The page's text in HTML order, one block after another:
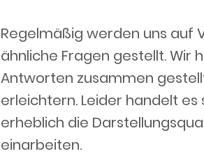
Regelmäßig werden uns auf
ähnliche Fragen gestellt. Wir
Antworten zusammen
erleichtern. Leider handelt
erheblich die
einarbeiten.